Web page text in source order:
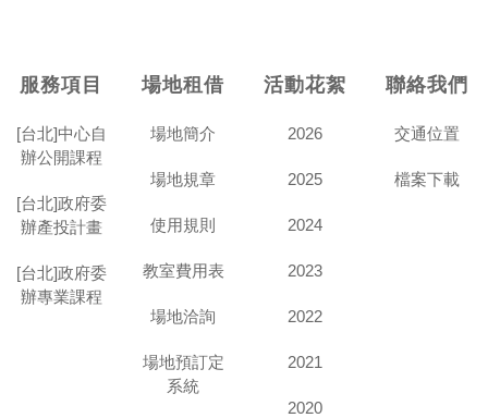
服務項目
[台北]中心自
辦公開課程
[台北]政府委
辦產投計畫
[台北]政府委
辦專業課程
場地租借
場地簡介
場地規章
使用規則
教室費用表
場地洽詢
場地預訂定
系統
活動花絮
2026
2025
2024
2023
2022
2021
2020
聯絡我們
交通位置
檔案下載